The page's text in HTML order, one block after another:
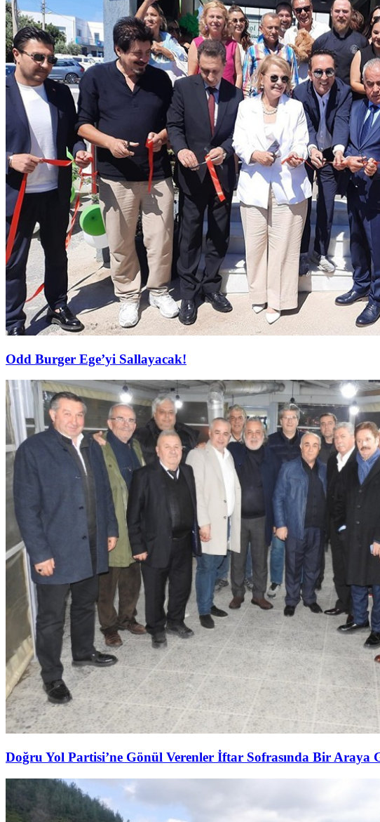
Odd Burger Ege’yi Sallayacak!
Doğru Yol Partisi’ne Gönül Verenler İftar Sofrasında Bir Araya